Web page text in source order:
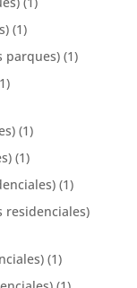
(1)
parques) (1)
(1)
(1)
(1)
residenciales)
(1)